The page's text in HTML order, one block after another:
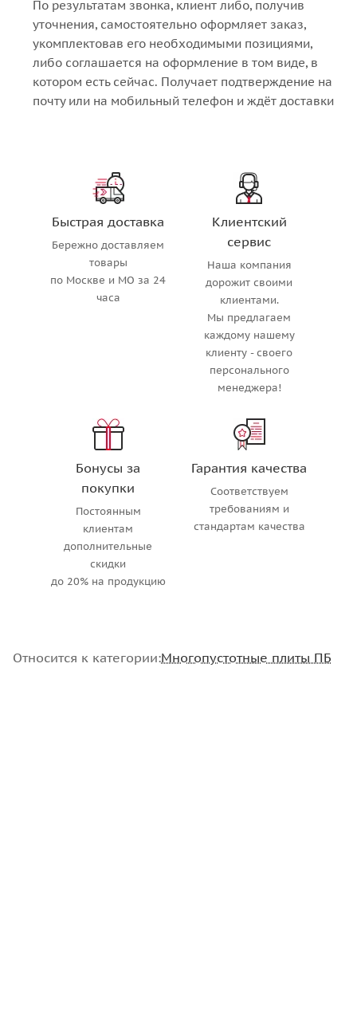
По результатам звонка, клиент либо, получив
уточнения, самостоятельно оформляет заказ,
укомплектовав его необходимыми позициями,
либо соглашается на оформление в том виде, в
котором есть сейчас. Получает подтверждение на
почту или на мобильный телефон и ждёт доставки
Быстрая доставка
Бережно доставляем
товары
по Москве и МО за 24
часа
Клиентский
сервис
Наша компания
дорожит своими
клиентами.
Мы предлагаем
каждому нашему
клиенту - своего
персонального
менеджера!
Бонусы за
покупки
Постоянным
клиентам
дополнительные
скидки
до 20% на продукцию
Гарантия качества
Соответствуем
требованиям и
стандартам качества
Относится к категории:Многопустотные плиты ПБ